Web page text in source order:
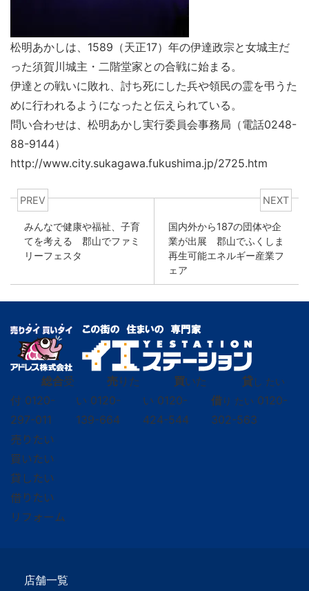
松明あかしは、1589（天正17）年の伊達政宗と女城主だ
った須賀川城主・二階堂家との合戦に始まる。
伊達との戦いに敗れ、討ち死にした兵や領民の霊を弔うた
めに行われるようになったと伝えられている。
問い合わせは、松明あかし実行委員会事務局（電話0248-
88-9144）
http://www.city.sukagawa.fukushima.jp/2725.htm
PREV
みんなで健康や福祉、子育
てを考える 郡山でファミ
リーフェスタ
NEXT
国内外から187の団体や企
業が出展 郡山でふくしま
再生可能エネルギー産業フ
ェア
総合受
付 0120-
297-011
売りた
い 0120-
139-664
買いた
い 0120-
424-544
貸し たい
借り たい 0120-
302-563
売りたい
買いたい
貸したい
借りたい
リフォーム
店舗一覧